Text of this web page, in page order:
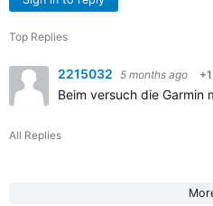
Top Replies
2215032 5 months ago +1
Beim versuch die
All Replies